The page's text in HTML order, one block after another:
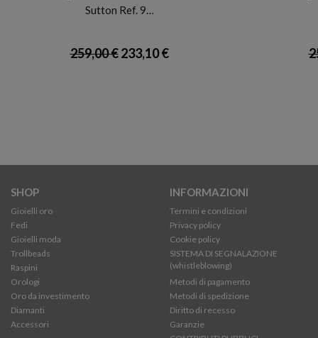
Sutton Ref. 9…
259,00 €233,10 €
SHOP
Gioielli oro
Fedi
Gioielli moda
Trollbeads
Raspini
Orologi
Oro da investimento
Diamanti
Accessori
INFORMAZIONI
Termini e condizioni
Privacy policy
Cookie policy
SISTEMA DI SEGNALAZIONE
(whistleblowing)
Metodi di pagamento
Metodi di spedizione
Diritto di recesso
Garanzie